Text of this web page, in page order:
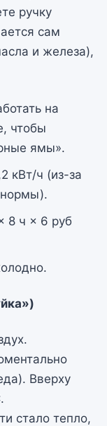
ручку
сам
и железа),
на
чтобы
ямы».
кВт/ч (из-за
8 ч × 6 руб
Вверху
стало тепло,